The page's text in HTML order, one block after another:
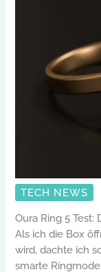
TECH NEWS
Oura Ring 5 Test:
Als ich die Box
wird, dachte ich
smarte